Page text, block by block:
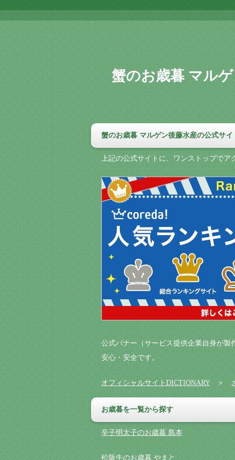
蟹のお歳暮 マル
蟹のお歳暮 マルゲン後藤水産の公式サイ
上記の公式サイトに、ワンストップでア
公式バナー（サービス提供企業自身が
安心・安全です。
オフィシャルサイトDICTIONARY＞
お歳暮を一覧から探す
辛子明太子のお歳暮 島本
松阪牛のお歳暮 やまと